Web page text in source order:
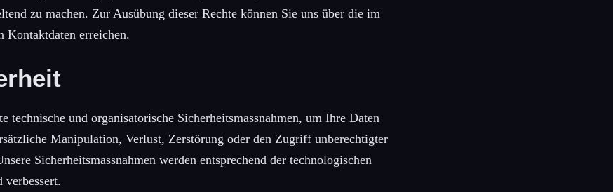
zu machen. Zur Ausübung dieser Rechte können Sie uns über die im
Kontaktdaten erreichen.
technische und organisatorische Sicherheitsmassnahmen, um Ihre Daten
Manipulation, Verlust, Zerstörung oder den Zugriff unberechtigter
Sicherheitsmassnahmen werden entsprechend der technologischen